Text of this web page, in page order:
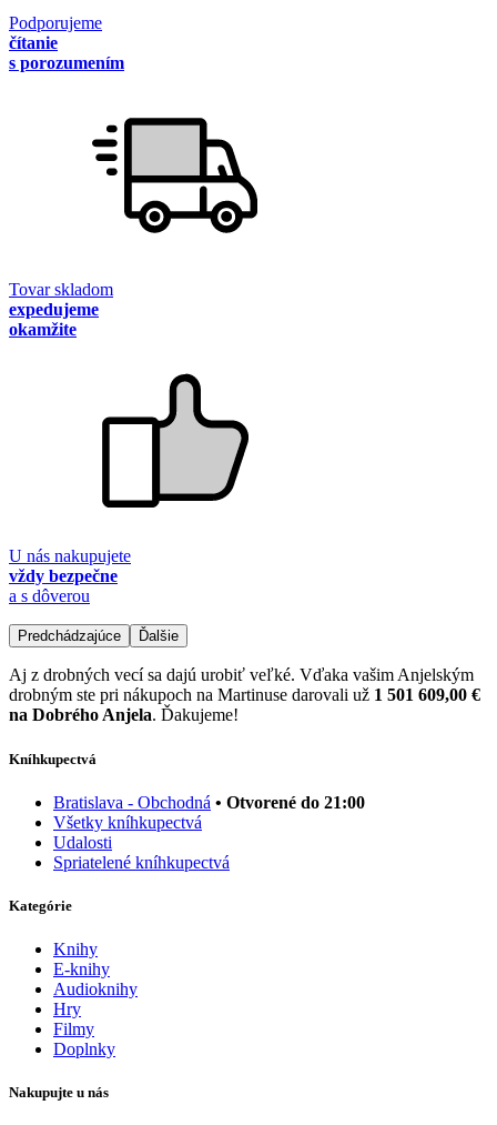
Podporujeme
čítanie
s porozumením
Tovar skladom
expedujeme
okamžite
U nás nakupujete
vždy bezpečne
a s dôverou
Predchádzajúce Ďalšie
Aj z drobných vecí sa dajú urobiť veľké. Vďaka vašim Anjelským
drobným ste pri nákupoch na Martinuse darovali už 1 501 609,00 €
na Dobrého Anjela. Ďakujeme!
Kníhkupectvá
Bratislava - Obchodná • Otvorené do 21:00
Všetky kníhkupectvá
Udalosti
Spriatelené kníhkupectvá
Kategórie
Knihy
E-knihy
Audioknihy
Hry
Filmy
Doplnky
Nakupujte u nás